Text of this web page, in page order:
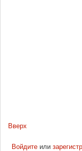
Вверх
Войдитеили